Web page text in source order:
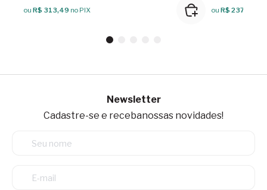
ou R$ 313,49 no PIX
ou R$ 237,49
Newsletter
Cadastre-se e recebanossas novidades!